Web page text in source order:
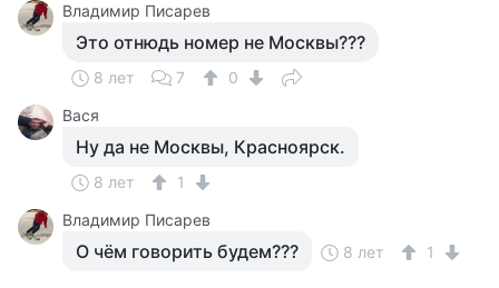
Владимир Писарев
Это отнюдь номер не Москвы???
8 лет 7
0
Вася
Ну да не Москвы, Красноярск.
8 лет
1
Владимир Писарев
О чём говорить будем??? 8 лет 1